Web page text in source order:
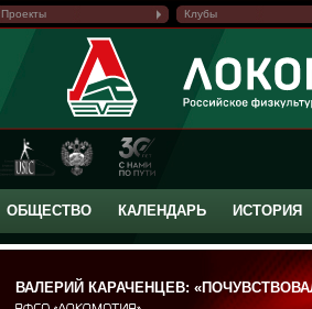
Проекты Клубы
ОБЩЕСТВО КАЛЕНДАРЬ ИСТОРИЯ
ВАЛЕРИЙ КАРАЧЕНЦЕВ: